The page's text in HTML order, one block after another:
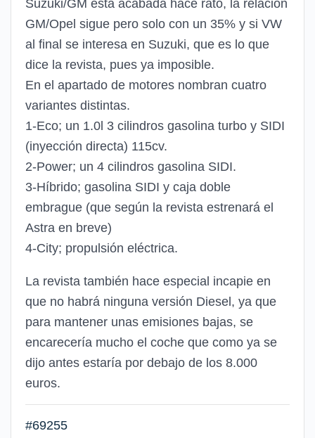
Suzuki/GM está acabada hace rato, la relación
GM/Opel sigue pero solo con un 35% y si VW
al final se interesa en Suzuki, que es lo que
dice la revista, pues ya imposible.
En el apartado de motores nombran cuatro
variantes distintas.
1-Eco; un 1.0l 3 cilindros gasolina turbo y SIDI
(inyección directa) 115cv.
2-Power; un 4 cilindros gasolina SIDI.
3-Híbrido; gasolina SIDI y caja doble
embrague (que según la revista estrenará el
Astra en breve)
4-City; propulsión eléctrica.
La revista también hace especial incapie en
que no habrá ninguna versión Diesel, ya que
para mantener unas emisiones bajas, se
encarecería mucho el coche que como ya se
dijo antes estaría por debajo de los 8.000
euros.
#69255